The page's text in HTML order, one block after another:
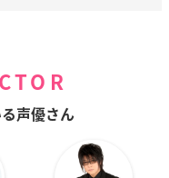
声優さん